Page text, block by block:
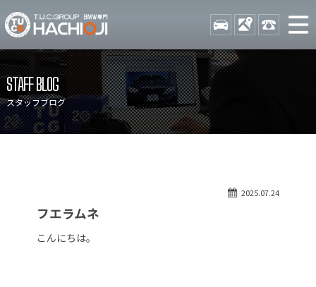
TUCグループ BMW専門 八
STOCK ACCESS 042-
ニュース
在庫リスト
目玉車両一覧
保証＆サービス
アクセスマップ
自動車保険
STAFF BLOG
スタッフブログ
2025.07.24
フエラムネ
こんにちは。